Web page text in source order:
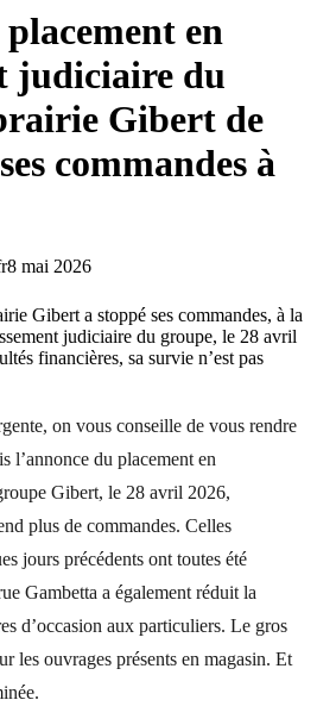
en
judiciaire du
Gibert de
commandes à
8 mai 2026
Gibert a stoppé ses commandes, à la
judiciaire du groupe, le 28 avril
financières, sa survie n’est pas
on vous conseille de vous rendre
l’annonce du placement en
Gibert, le 28 avril 2026,
plus de commandes. Celles
jours précédents ont toutes été
Gambetta a également réduit la
d’occasion aux particuliers. Le gros
les ouvrages présents en magasin. Et